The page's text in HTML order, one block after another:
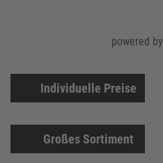
Individuelle Preise
Großes Sortiment
powered by